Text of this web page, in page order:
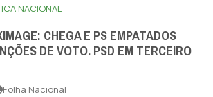
NACIONAL
CHEGA E PS EMPATADOS
DE VOTO. PSD EM TERCEIRO
Folha Nacional